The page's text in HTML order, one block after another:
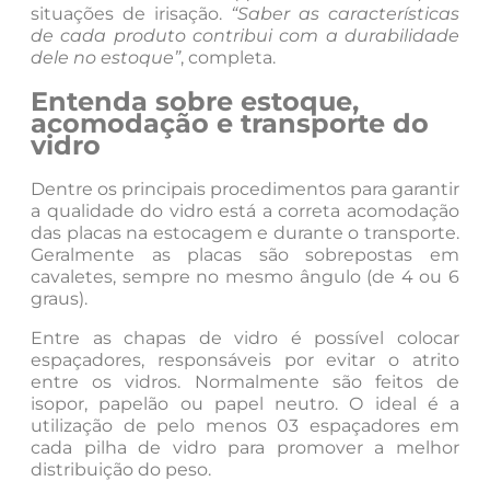
situações de irisação. “Saber as características
de cada produto contribui com a durabilidade
dele no estoque”, completa.
Entenda sobre estoque,
acomodação e transporte do
vidro
Dentre os principais procedimentos para garantir
a qualidade do vidro está a correta acomodação
das placas na estocagem e durante o transporte.
Geralmente as placas são sobrepostas em
cavaletes, sempre no mesmo ângulo (de 4 ou 6
graus).
Entre as chapas de vidro é possível colocar
espaçadores, responsáveis por evitar o atrito
entre os vidros. Normalmente são feitos de
isopor, papelão ou papel neutro. O ideal é a
utilização de pelo menos 03 espaçadores em
cada pilha de vidro para promover a melhor
distribuição do peso.